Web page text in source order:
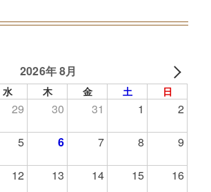
2026年 8月
水 木 金 土 日
29 30 31 1 2
5 6 7 8 9
12 13 14 15 16